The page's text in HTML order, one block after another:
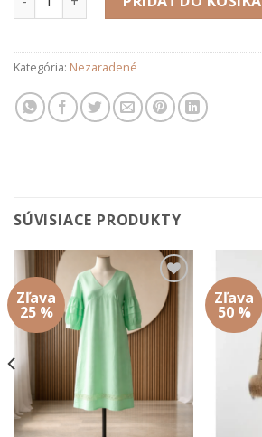
Kategória: Nezaradené
SÚVISIACE PRODUKTY
Zľava
25 %
Add to
wishlist
Zľava
50 %